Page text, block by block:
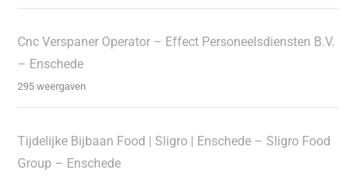
Cnc Verspaner Operator – Effect Personeelsdiensten B.V.
– Enschede
295 weergaven
Tijdelijke Bijbaan Food | Sligro | Enschede – Sligro Food
Group – Enschede